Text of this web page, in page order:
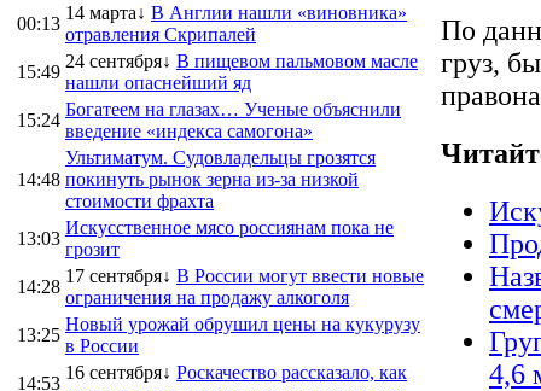
00:13
14 марта↓ В Англии нашли «виновника»
отравления Скрипалей
15:49
24 сентября↓ В пищевом пальмовом масле
нашли опаснейший яд
15:24
Богатеем на глазах… Ученые объяснили
введение «индекса самогона»
14:48
Ультиматум. Судовладельцы грозятся
покинуть рынок зерна из-за низкой
стоимости фрахта
13:03
Искусственное мясо россиянам пока не
грозит
14:28
17 сентября↓ В России могут ввести новые
ограничения на продажу алкоголя
13:25
Новый урожай обрушил цены на кукурузу
в России
14:53
16 сентября↓ Роскачество рассказало, как
По
груз,
4,6